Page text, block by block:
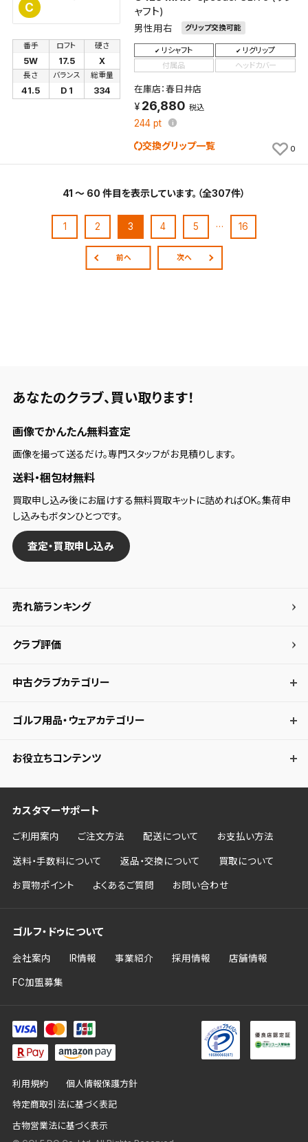
C
ャフト)
男性用右 グリップ交換可能
番手
5W
ロフト
17.5
硬さ
X
長さ
41.5
バランス
D 1
総重量
334
リシャフト
リグリップ
付属品
ヘッドカバー
在庫店：春日井店
26,880 税込
244 pt
交換グリップ一覧 0
41 ～ 60 件目を表示しています。（全307件）
前へ
1 2 3 4 5 … 16
次へ
あなたのクラブ、 買い取ります！
画像でかんたん無料査定
画像を撮って送るだけ。専門スタッフがお見積りします。
送料・梱包材無料
買取申し込み後にお届けする無料買取キットに詰めればOK。集荷申
し込みもボタンひとつです。
査定・買取申し込み
売れ筋ランキング
クラブ評価
中古クラブカテゴリー
ゴルフ用品・ウェアカテゴリー
お役立ちコンテンツ
カスタマーサポート
ご利用案内 ご注文方法 配送について お支払い方法
送料・手数料について 返品・交換について 買取について
お買物ポイント よくあるご質問 お問い合わせ
ゴルフ・ドゥについて
会社案内 IR情報 事業紹介 採用情報 店舗情報
FC加盟募集
利用規約 個人情報保護方針
特定商取引法に基づく表記
古物営業法に基づく表示